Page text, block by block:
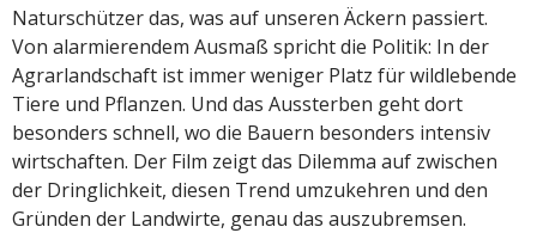
Naturschützer das, was auf unseren Äckern passiert.
Von alarmierendem Ausmaß spricht die Politik: In der
Agrarlandschaft ist immer weniger Platz für wildlebende
Tiere und Pflanzen. Und das Aussterben geht dort
besonders schnell, wo die Bauern besonders intensiv
wirtschaften. Der Film zeigt das Dilemma auf zwischen
der Dringlichkeit, diesen Trend umzukehren und den
Gründen der Landwirte, genau das auszubremsen.